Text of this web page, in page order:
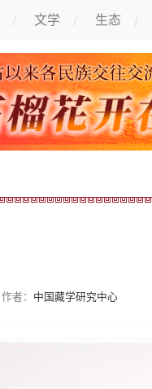
文学 生态
作者： 中国藏学研究中心